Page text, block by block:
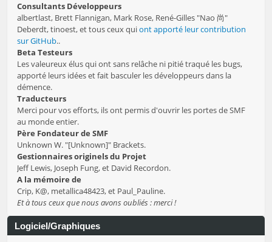
Consultants Développeurs
albertlast, Brett Flannigan, Mark Rose, René-Gilles "Nao 尚"
Deberdt, tinoest, et tous ceux quiont apporté leur contribution
sur GitHub..
Beta Testeurs
Les valeureux élus qui ont sans relâche ni pitié traqué les bugs,
apporté leurs idées et fait basculer les développeurs dans la
démence.
Traducteurs
Merci pour vos efforts, ils ont permis d'ouvrir les portes de SMF
au monde entier.
Père Fondateur de SMF
Unknown W. "[Unknown]" Brackets.
Gestionnaires originels du Projet
Jeff Lewis, Joseph Fung, et David Recordon.
A la mémoire de
Crip, K@, metallica48423, et Paul_Pauline.
Et à tous ceux que nous avons oubliés : merci !
Logiciel/Graphiques